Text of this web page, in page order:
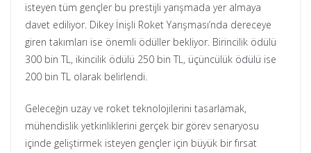
isteyen tüm gençler bu prestijli yarışmada yer almaya
davet ediliyor. Dikey İnişli Roket Yarışması’nda dereceye
giren takımları ise önemli ödüller bekliyor. Birincilik ödülü
300 bin TL, ikincilik ödülü 250 bin TL, üçüncülük ödülü ise
200 bin TL olarak belirlendi.
Geleceğin uzay ve roket teknolojilerini tasarlamak,
mühendislik yetkinliklerini gerçek bir görev senaryosu
içinde geliştirmek isteyen gençler için büyük bir fırsat